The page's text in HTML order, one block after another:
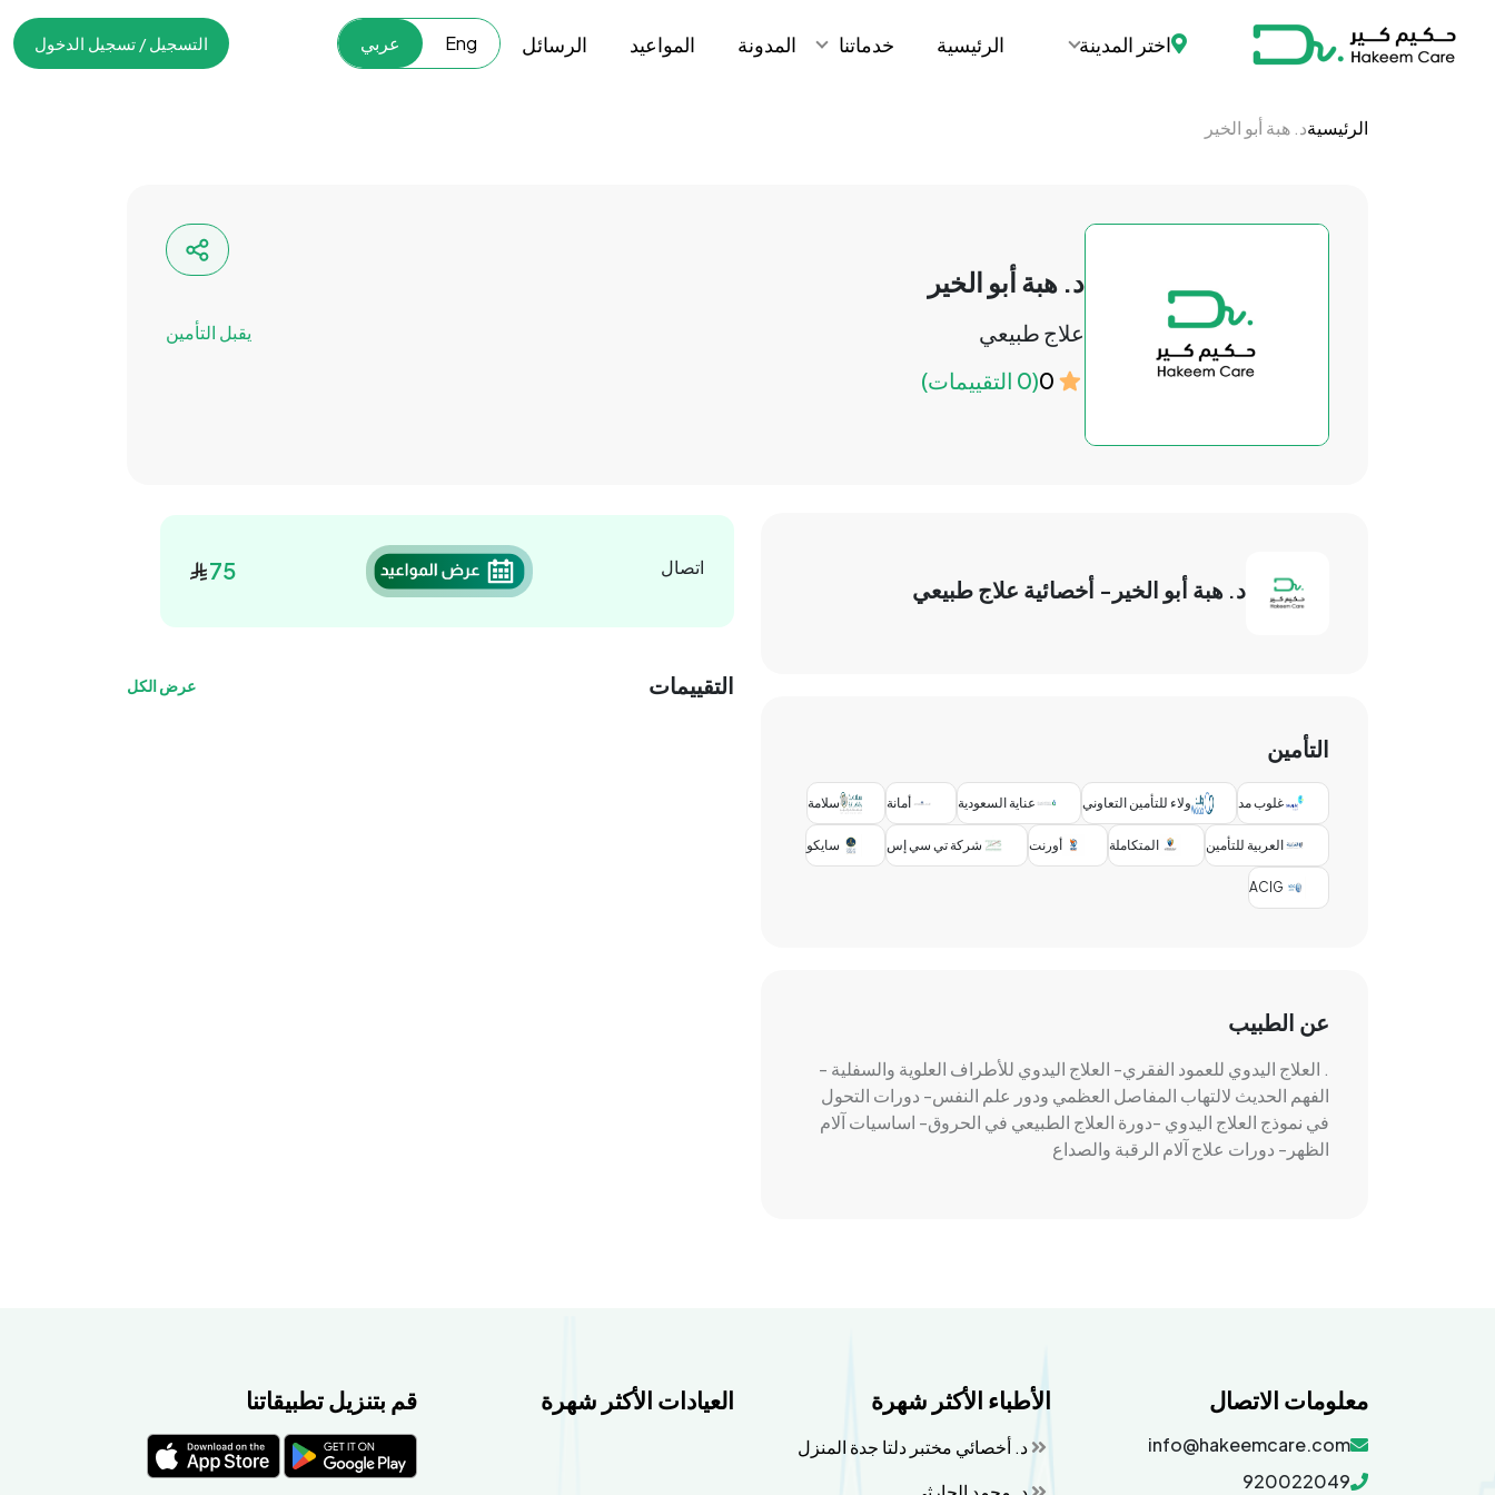
اختر المدينة الرئيسية خدماتنا المدونة المواعيد الرسائل Eng عربي التسجيل / تسجيل الدخول
الرئيسيةد. هبة أبو الخير
د. هبة أبو الخير
علاج طبيعي يقبل التأمين
0(0 التقييمات)
د. هبة أبو الخير- أخصائية علاج طبيعي
التأمين
غلوب مد ولاء للتأمين التعاوني عناية السعودية أمانة سلامة
العربية للتأمين المتكاملة أورنت شركة تي سي إس سايكو
ACIG
عن الطبيب
. العلاج اليدوي للعمود الفقري- العلاج اليدوي للأطراف العلوية والسفلية -
الفهم الحديث لالتهاب المفاصل العظمي ودور علم النفس- دورات التحول
في نموذج العلاج اليدوي -دورة العلاج الطبيعي في الحروق- اساسيات آلام
الظهر- دورات علاج آلام الرقبة والصداع
اتصال 75
التقييمات عرض الكل
معلومات الاتصال
info@hakeemcare.com
920022049
الأطباء الأكثر شهرة
د. أخصائي مختبر دلتا جدة المنزل
العيادات الأكثر شهرة قم بتنزيل تطبيقاتنا